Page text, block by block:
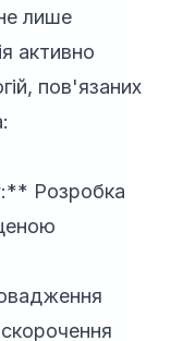
лише
активно
пов'язаних
Розробка
скорочення